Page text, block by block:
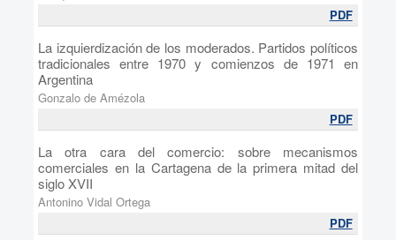
PDF
La izquierdización de los moderados. Partidos políticos
tradicionales entre 1970 y comienzos de 1971 en
Argentina
Gonzalo de Amézola
PDF
La otra cara del comercio: sobre mecanismos
comerciales en la Cartagena de la primera mitad del
siglo XVII
Antonino Vidal Ortega
PDF